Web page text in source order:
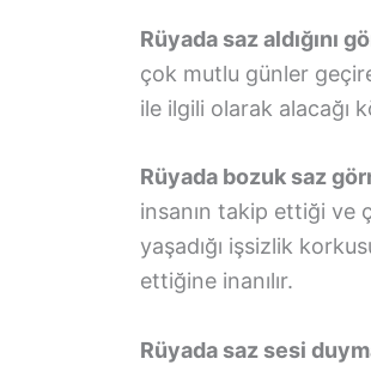
Rüyada saz aldığını
çok mutlu günler
ile ilgili olarak alacağı
Rüyada bozuk saz
insanın takip ettiği ve
yaşadığı işsizlik
ettiğine inanılır.
Rüyada saz sesi